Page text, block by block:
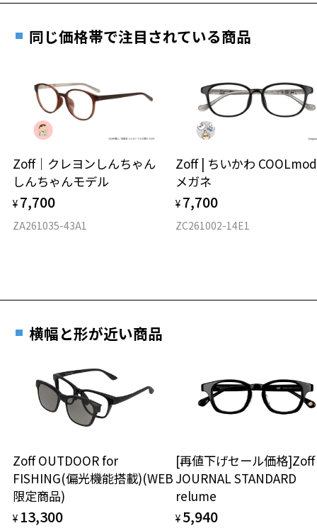
15.7g
※着脱式サングラス：デモレンズ、アタッチメント込みの重さ
タイプ
材質
す。
実店舗で度数を測定いただけます
お近くのZoff実店舗にて度数を測定いただけます（無料）。
その際は記入用紙をダウンロードしてお使いください。
同じ価格帯で注目されている商品
Zoff｜クレヨンしんちゃん
しんちゃんモデル
¥ 7,700
ZA261035-43A1
Zoff | ちいかわ
メガネ
¥ 7,700
ZC261002-14E1
横幅と形が近い商品
Zoff OUTDOOR for
FISHING(偏光機能搭載)(WEB
限定商品)
¥ 13,300
[再値下げセール価格
JOURNAL STANDARD
relume
¥ 5,940